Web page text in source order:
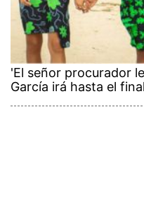
'El señor procurador
García irá hasta el final